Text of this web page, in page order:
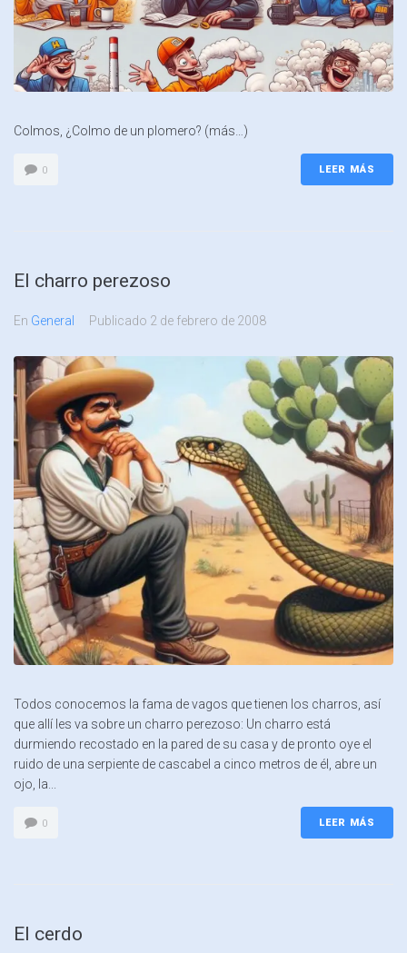
Colmos, ¿Colmo de un plomero? (más…)
0 LEER MÁS
El charro perezoso
En General Publicado 2 de febrero de 2008
Todos conocemos la fama de vagos que tienen los charros, así
que allí les va sobre un charro perezoso: Un charro está
durmiendo recostado en la pared de su casa y de pronto oye el
ruido de una serpiente de cascabel a cinco metros de él, abre un
ojo, la...
0 LEER MÁS
El cerdo